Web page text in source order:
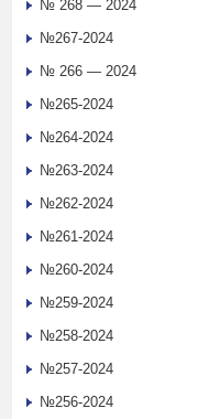
№ 268 — 2024
№267-2024
№ 266 — 2024
№265-2024
№264-2024
№263-2024
№262-2024
№261-2024
№260-2024
№259-2024
№258-2024
№257-2024
№256-2024